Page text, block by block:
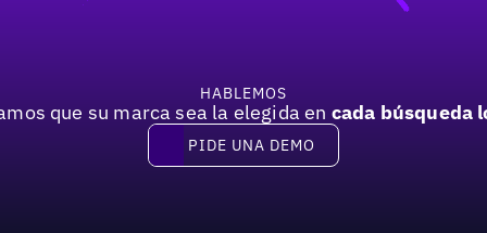
HABLEMOS
que su marca sea la elegida en cada búsqueda
Pide una demo
PIDE UNA DEMO